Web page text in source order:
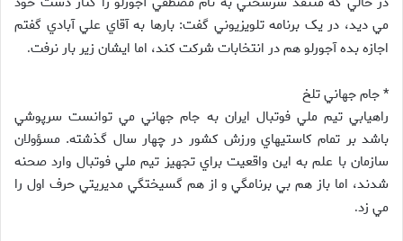
مي ديد، در يک برنامه تلويزيوني گفت: بارها به آقاي علي آبادي گفتم
اجازه بده آجورلو هم در انتخابات شرکت کند، اما ايشان زير بار نرفت.
* جام جهاني تلخ
راهيابي تيم ملي فوتبال ايران به جام جهاني مي توانست سرپوشي
باشد بر تمام کاستيهاي ورزش کشور در چهار سال گذشته. مسؤولان
سازمان با علم به اين واقعيت براي تجهيز تيم ملي فوتبال وارد صحنه
شدند، اما باز هم بي برنامگي و از هم گسيختگي مديريتي حرف اول را
مي زد.